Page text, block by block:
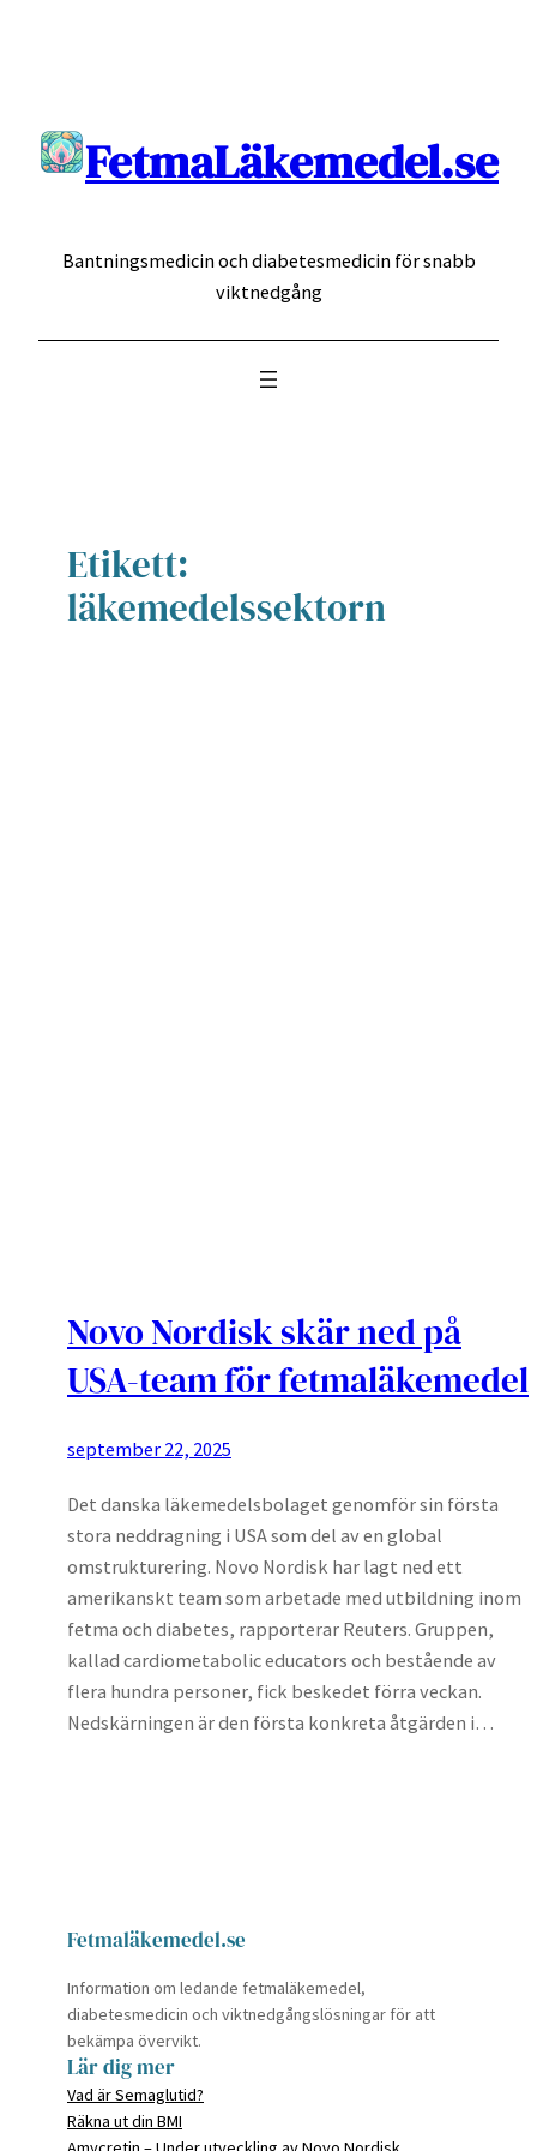
FetmaLäkemedel.se
Bantningsmedicin och diabetesmedicin för snabb
viktnedgång
Etikett:
läkemedelssektorn
Novo Nordisk skär ned på
USA-team för fetmaläkemedel
september 22, 2025
Det danska läkemedelsbolaget genomför sin första
stora neddragning i USA som del av en global
omstrukturering. Novo Nordisk har lagt ned ett
amerikanskt team som arbetade med utbildning inom
fetma och diabetes, rapporterar Reuters. Gruppen,
kallad cardiometabolic educators och bestående av
flera hundra personer, fick beskedet förra veckan.
Nedskärningen är den första konkreta åtgärden i…
Fetmaläkemedel.se
Information om ledande fetmaläkemedel,
diabetesmedicin och viktnedgångslösningar för att
bekämpa övervikt.
Lär dig mer
Vad är Semaglutid?
Räkna ut din BMI